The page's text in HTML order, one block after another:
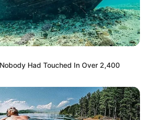
Had Touched In Over 2,400